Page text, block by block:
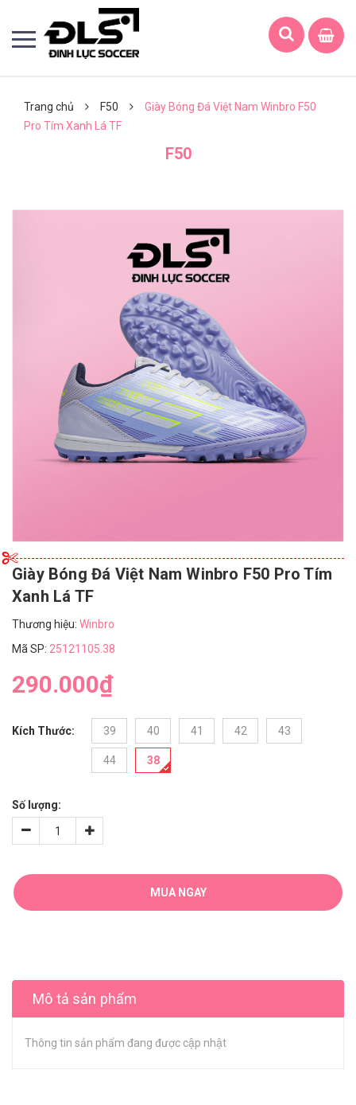
Trang chủ F50
Giày Bóng Đá Việt Nam Winbro F50
Pro Tím Xanh Lá TF
F50
Giày Bóng Đá Việt Nam Winbro F50 Pro Tím
Xanh Lá TF
Thương hiệu: Winbro
Mã SP: 25121105.38
290.000₫
Kích Thước: 39 40 41 42 43
44 38
Số lượng:
MUA NGAY
Mô tả sản phẩm
Thông tin sản phẩm đang được cập nhật